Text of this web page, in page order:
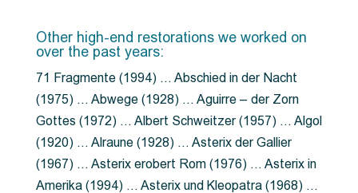
Other high-end restorations we worked on
over the past years:
71 Fragmente (1994) … Abschied in der Nacht
(1975) … Abwege (1928) … Aguirre – der Zorn
Gottes (1972) … Albert Schweitzer (1957) … Algol
(1920) … Alraune (1928) … Asterix der Gallier
(1967) … Asterix erobert Rom (1976) … Asterix in
Amerika (1994) … Asterix und Kleopatra (1968) …